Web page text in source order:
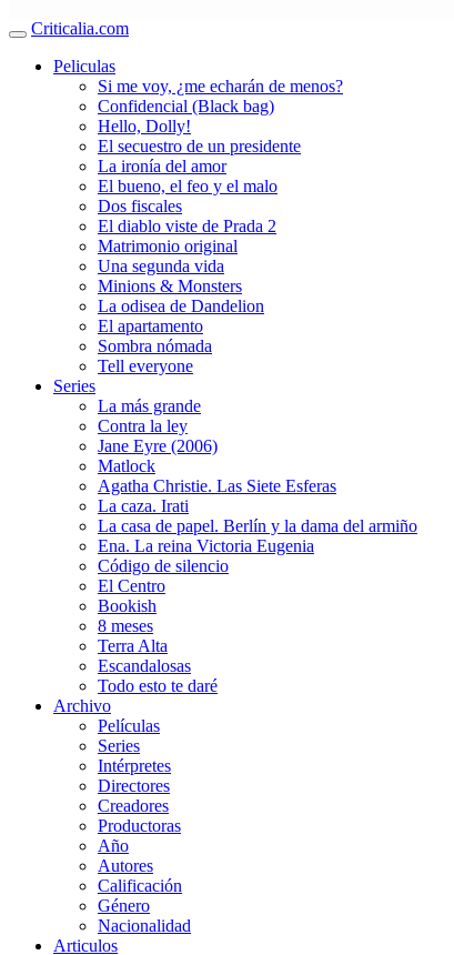
Criticalia.com
Peliculas
Si me voy, ¿me echarán de menos?
Confidencial (Black bag)
Hello, Dolly!
El secuestro de un presidente
La ironía del amor
El bueno, el feo y el malo
Dos fiscales
El diablo viste de Prada 2
Matrimonio original
Una segunda vida
Minions & Monsters
La odisea de Dandelion
El apartamento
Sombra nómada
Tell everyone
Series
La más grande
Contra la ley
Jane Eyre (2006)
Matlock
Agatha Christie. Las Siete Esferas
La caza. Irati
La casa de papel. Berlín y la dama del armiño
Ena. La reina Victoria Eugenia
Código de silencio
El Centro
Bookish
8 meses
Terra Alta
Escandalosas
Todo esto te daré
Archivo
Películas
Series
Intérpretes
Directores
Creadores
Productoras
Año
Autores
Calificación
Género
Nacionalidad
Articulos